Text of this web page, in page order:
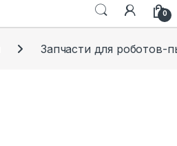
0
Запчасти для роботов-